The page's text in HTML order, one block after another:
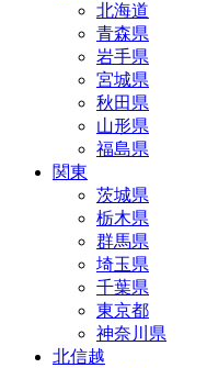
北海道
青森県
岩手県
宮城県
秋田県
山形県
福島県
関東
茨城県
栃木県
群馬県
埼玉県
千葉県
東京都
神奈川県
北信越